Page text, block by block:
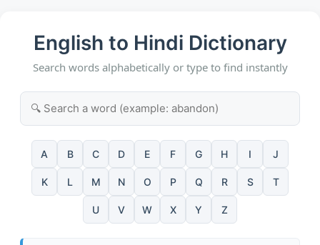
English to Hindi Dictionary
Search words alphabetically or type to find instantly
A B C D E F G H I J
K L M N O P Q R S T
U V W X Y Z